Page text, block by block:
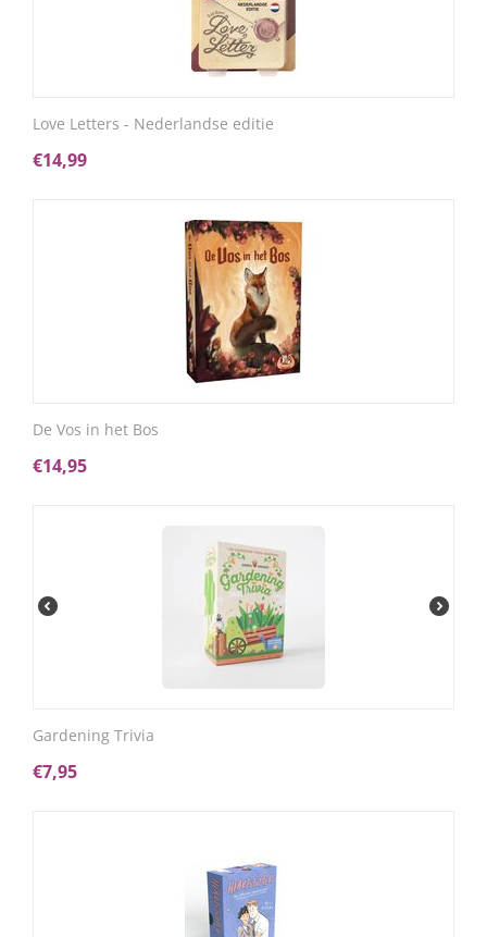
Love Letters - Nederlandse editie
€14,99
De Vos in het Bos
€14,95
Gardening Trivia
€7,95